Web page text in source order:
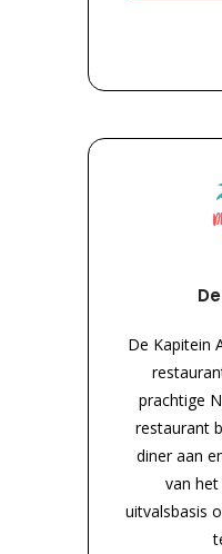
De Kapitein
prachtige
restaurant
diner aan
van
uitvalsbasis